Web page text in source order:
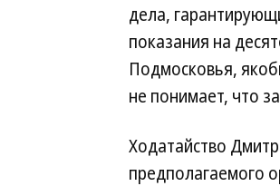
дела,
показания на
Подмосковья,
не понимает, что
Ходатайство
предполагаемого